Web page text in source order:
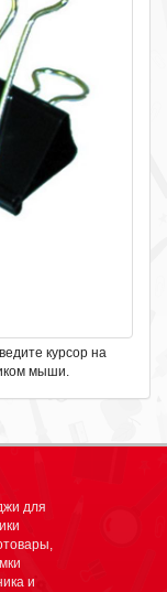
курсор на
мыши.
для
и